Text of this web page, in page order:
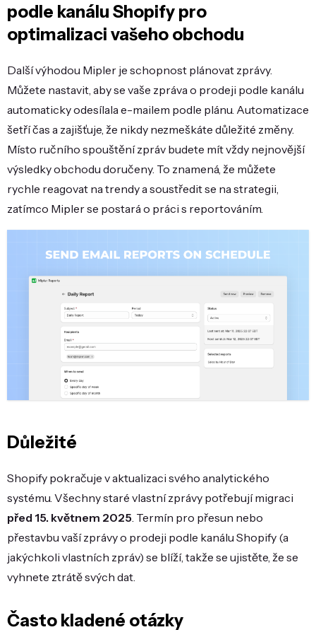
podle kanálu Shopify pro
optimalizaci vašeho obchodu
Další výhodou Mipler je schopnost plánovat zprávy.
Můžete nastavit, aby se vaše zpráva o prodeji podle kanálu
automaticky odesílala e-mailem podle plánu. Automatizace
šetří čas a zajišťuje, že nikdy nezmeškáte důležité změny.
Místo ručního spouštění zpráv budete mít vždy nejnovější
výsledky obchodu doručeny. To znamená, že můžete
rychle reagovat na trendy a soustředit se na strategii,
zatímco Mipler se postará o práci s reportováním.
Důležité
Shopify pokračuje v aktualizaci svého analytického
systému. Všechny staré vlastní zprávy potřebují migraci
před 15. květnem 2025 . Termín pro přesun nebo
přestavbu vaší zprávy o prodeji podle kanálu Shopify (a
jakýchkoli vlastních zpráv) se blíží, takže se ujistěte, že se
vyhnete ztrátě svých dat.
Často kladené otázky